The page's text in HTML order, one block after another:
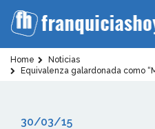
Home
Noticias
Equivalenza galardonada como
30/03/15